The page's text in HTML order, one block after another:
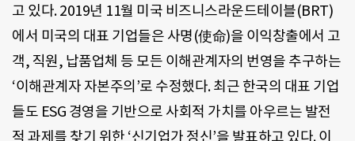
고 있다. 2019년 11월 미국 비즈니스라운드테이블(BRT)
에서 미국의 대표 기업들은 사명(使命)을 이익창출에서 고
객, 직원, 납품업체 등 모든 이해관계자의 번영을 추구하는
‘이해관계자 자본주의’로 수정했다. 최근 한국의 대표 기업
들도 ESG 경영을 기반으로 사회적 가치를 아우르는 발전
적 과제를 찾기 위한 ‘신기업가 정신’을 발표하고 있다. 이